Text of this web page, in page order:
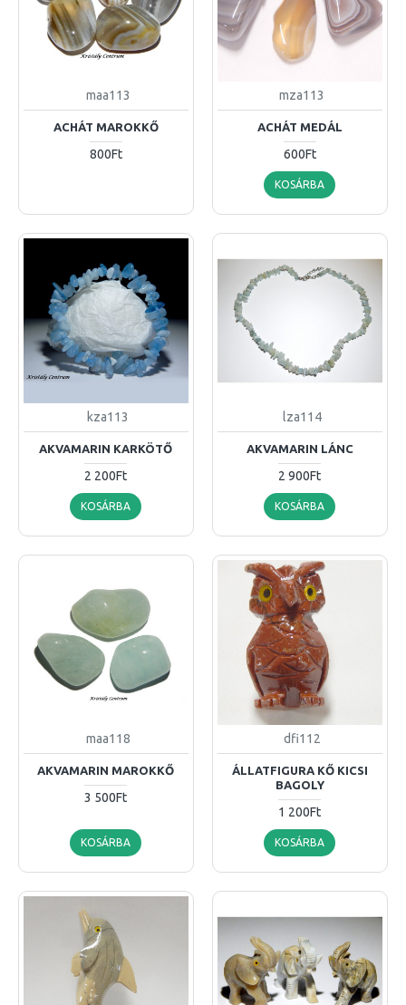
maa113
ACHÁT MAROKKŐ
800Ft
mza113
ACHÁT MEDÁL
600Ft
KOSÁRBA
kza113
AKVAMARIN KARKÖTŐ
2 200Ft
KOSÁRBA
lza114
AKVAMARIN LÁNC
2 900Ft
KOSÁRBA
maa118
AKVAMARIN MAROKKŐ
3 500Ft
KOSÁRBA
dfi112
ÁLLATFIGURA KŐ KICSI
BAGOLY
1 200Ft
KOSÁRBA